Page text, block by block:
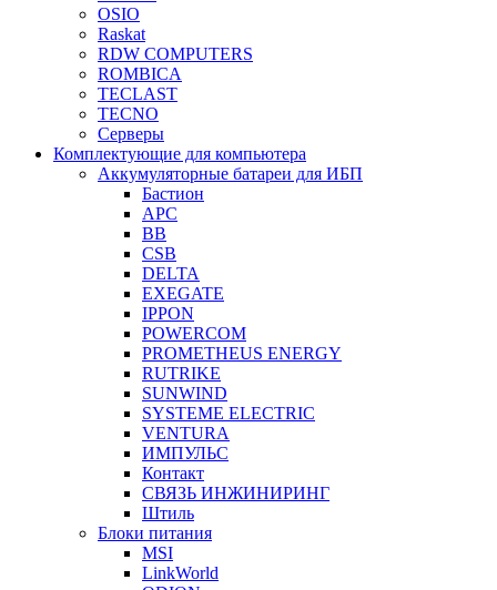
OSIO
Raskat
RDW COMPUTERS
ROMBICA
TECLAST
TECNO
Серверы
Комплектующие для компьютера
Аккумуляторные батареи для ИБП
Бастион
APC
BB
CSB
DELTA
EXEGATE
IPPON
POWERCOM
PROMETHEUS ENERGY
RUTRIKE
SUNWIND
SYSTEME ELECTRIC
VENTURA
ИМПУЛЬС
Контакт
СВЯЗЬ ИНЖИНИРИНГ
Штиль
Блоки питания
MSI
LinkWorld